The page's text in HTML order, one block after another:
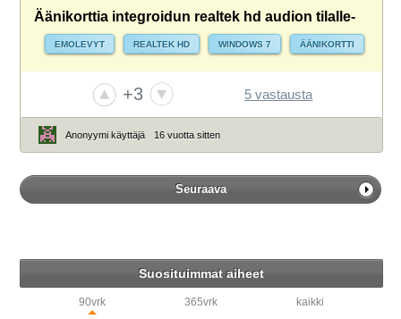
Äänikorttia integroidun realtek hd audion tilalle-
EMOLEVYT REALTEK HD WINDOWS 7 ÄÄNIKORTTI
+3 5 vastausta
Anonyymi käyttäjä 16 vuotta sitten
Seuraava
Suosituimmat aiheet
90vrk 365vrk kaikki